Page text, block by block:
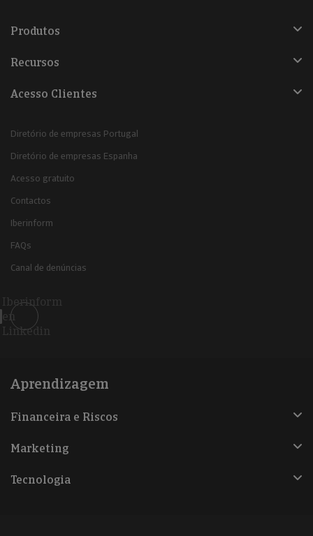
Produtos
Recursos
Acesso Clientes
Diretório de empresas Portugal
Diretório de empresas Espanha
Acesso gratuito
Contactos
Iberinform
FAQs
Canal de denúncias
Iberinform
en
Linkedin
Aprendizagem
Financeira e Riscos
Marketing
Tecnologia